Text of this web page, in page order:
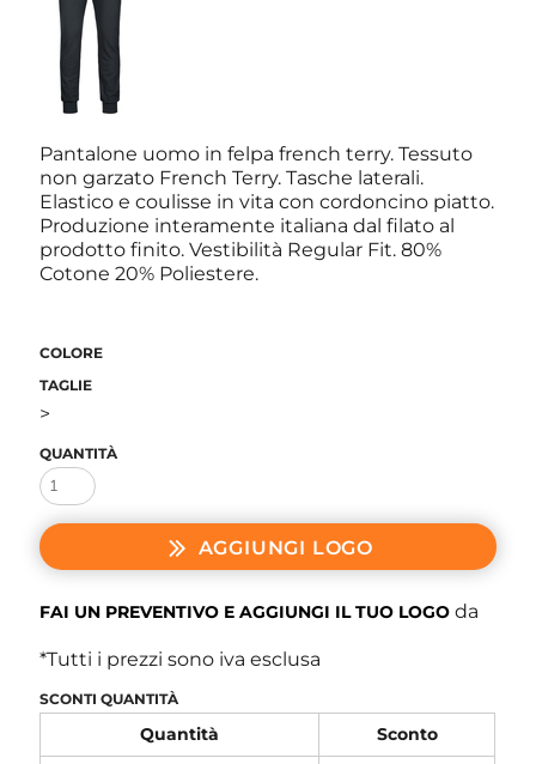
Pantalone uomo in felpa french terry. Tessuto
non garzato French Terry. Tasche laterali.
Elastico e coulisse in vita con cordoncino piatto.
Produzione interamente italiana dal filato al
prodotto finito. Vestibilità Regular Fit. 80%
Cotone 20% Poliestere.
COLORE
TAGLIE
>
QUANTITÀ
AGGIUNGI LOGO
FAI UN PREVENTIVO E AGGIUNGI IL TUO LOGO da
*Tutti i prezzi sono iva esclusa
SCONTI QUANTITÀ
Quantità
Sconto